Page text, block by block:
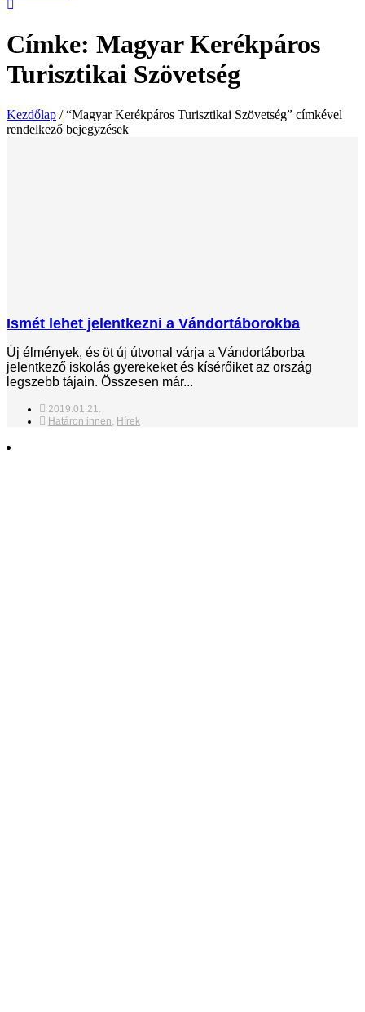
Címke: Magyar Kerékpáros
Turisztikai Szövetség
Kezdőlap / “Magyar Kerékpáros Turisztikai Szövetség” címkével
rendelkező bejegyzések
Ismét lehet jelentkezni a Vándortáborokba
Új élmények, és öt új útvonal várja a Vándortáborba
jelentkező iskolás gyerekeket és kísérőiket az ország
legszebb tájain. Összesen már...
2019.01.21.
Határon innen, Hírek